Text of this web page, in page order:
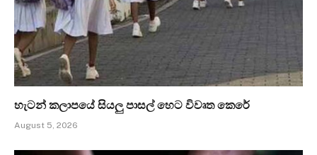
හැටන් කලාපයේ සියලු පාසල් හෙට විවෘත කෙරේ
August 5, 2026